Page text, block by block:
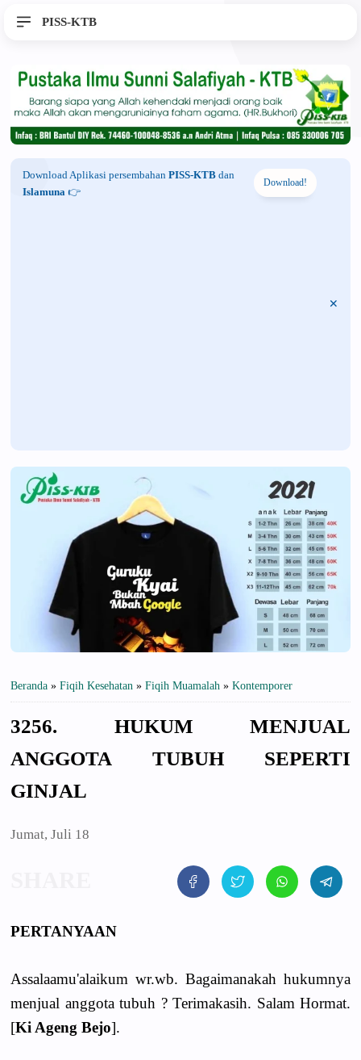
PISS-KTB
Download Aplikasi persembahan PISS-KTB dan
Islamuna 👉
Download!
Beranda » Fiqih Kesehatan » Fiqih Muamalah » Kontemporer
3256. HUKUM MENJUAL
ANGGOTA TUBUH SEPERTI
GINJAL
Jumat, Juli 18
PERTANYAAN
Assalaamu'alaikum wr.wb. Bagaimanakah hukumnya
menjual anggota tubuh ? Terimakasih. Salam Hormat.
[Ki Ageng Bejo].